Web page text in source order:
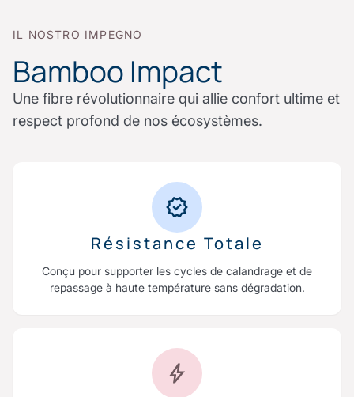
IL NOSTRO IMPEGNO
Bamboo Impact
Une fibre révolutionnaire qui allie confort ultime et
respect profond de nos écosystèmes.
Résistance Totale
Conçu pour supporter les cycles de calandrage et de
repassage à haute température sans dégradation.